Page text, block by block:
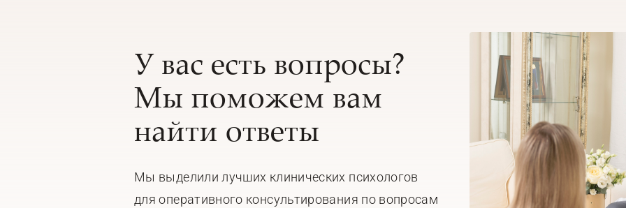
У вас есть вопросы?
Мы поможем вам
найти ответы
Мы выделили лучших клинических психологов
для оперативного консультирования по вопросам